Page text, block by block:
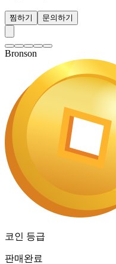
찜하기 문의하기
Bronson
코인 등급
판매완료